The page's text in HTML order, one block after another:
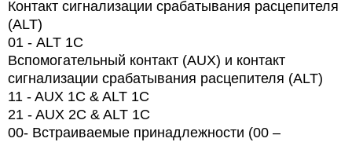
Контакт сигнализации срабатывания расцепителя
(ALT)
01 - ALT 1C
Вспомогательный контакт (AUX) и контакт
сигнализации срабатывания расцепителя (ALT)
11 - AUX 1C & ALT 1C
21 - AUX 2C & ALT 1C
00- Встраиваемые принадлежности (00 –